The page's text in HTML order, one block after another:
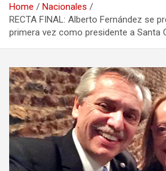
Home
Nacionales
RECTA FINAL: Alberto Fernández se
primera vez como presidente a Santa